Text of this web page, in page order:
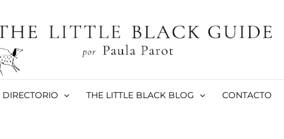
DIRECTORIO THE LITTLE BLACK BLOG CONTACTO